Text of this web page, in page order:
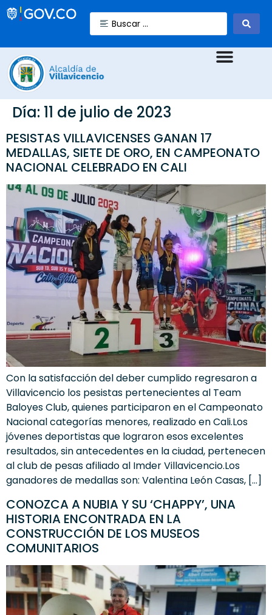
Día: 11 de julio de 2023
PESISTAS VILLAVICENSES GANAN 17
MEDALLAS, SIETE DE ORO, EN CAMPEONATO
NACIONAL CELEBRADO EN CALI
Con la satisfacción del deber cumplido regresaron a
Villavicencio los pesistas pertenecientes al Team
Baloyes Club, quienes participaron en el Campeonato
Nacional categorías menores, realizado en Cali.Los
jóvenes deportistas que lograron esos excelentes
resultados, sin antecedentes en la ciudad, pertenecen
al club de pesas afiliado al Imder Villavicencio.Los
ganadores de medallas son: Valentina León Casas, […]
CONOZCA A NUBIA Y SU ‘CHAPPY’, UNA
HISTORIA ENCONTRADA EN LA
CONSTRUCCIÓN DE LOS MUSEOS
COMUNITARIOS